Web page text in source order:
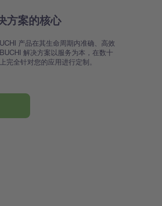
方案的核心
产品在其生命周期内准确、高效
解决方案以服务为本，在数十
完全针对您的应用进行定制。